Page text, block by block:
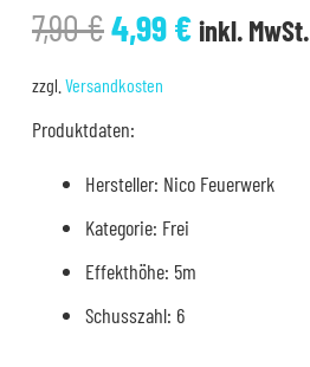
7,90€Ursprünglicher
Preis
war:
7,90 €
4,99€Aktueller
inkl. MwSt.
zzgl. Versandkosten
Produktdaten:
Hersteller: Nico Feuerwerk
Kategorie: Frei
Effekthöhe: 5m
Schusszahl: 6